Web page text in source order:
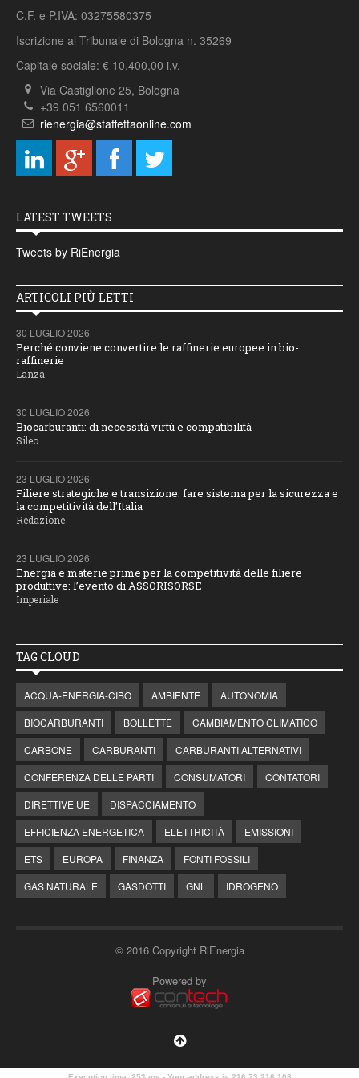
C.F. e P.IVA: 03275580375
Iscrizione al Tribunale di Bologna n. 35269
Capitale sociale: € 10.400,00 i.v.
Via Castiglione 25, Bologna
+39 051 6560011
rienergia@staffettaonline.com
LATEST TWEETS
Tweets by RiEnergia
ARTICOLI PIÙ LETTI
30 LUGLIO 2026
Perché conviene convertire le raffinerie europee in bio-
raffinerie
Lanza
30 LUGLIO 2026
Biocarburanti: di necessità virtù e compatibilità
Sileo
23 LUGLIO 2026
Filiere strategiche e transizione: fare sistema per la sicurezza e
la competitività dell'Italia
Redazione
23 LUGLIO 2026
Energia e materie prime per la competitività delle filiere
produttive: l’evento di ASSORISORSE
Imperiale
TAG CLOUD
ACQUA-ENERGIA-CIBO AMBIENTE
AUTONOMIA
BIOCARBURANTI
BOLLETTE
CAMBIAMENTO CLIMATICO
CARBONE
CARBURANTI
CARBURANTI ALTERNATIVI
CONFERENZA DELLE PARTI
CONSUMATORI
CONTATORI
DIRETTIVE UE
DISPACCIAMENTO
EFFICIENZA ENERGETICA
ELETTRICITÀ
EMISSIONI
ETS
EUROPA FINANZA
FONTI FOSSILI
GAS NATURALE
GASDOTTI GNL IDROGENO
© 2016 Copyright RiEnergia
Powered by